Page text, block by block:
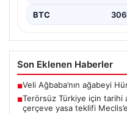
BTC
Son Eklenen Haberler
■Veli Ağbaba’nın ağabeyi
■Terörsüz Türkiye için tarihi
çerçeve yasa teklifi